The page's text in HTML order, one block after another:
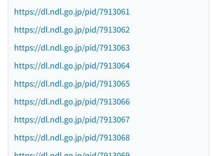
https://dl.ndl.go.jp/pid/7913061
https://dl.ndl.go.jp/pid/7913062
https://dl.ndl.go.jp/pid/7913063
https://dl.ndl.go.jp/pid/7913064
https://dl.ndl.go.jp/pid/7913065
https://dl.ndl.go.jp/pid/7913066
https://dl.ndl.go.jp/pid/7913067
https://dl.ndl.go.jp/pid/7913068